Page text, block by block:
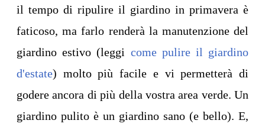
il tempo di ripulire il giardino in primavera è
faticoso, ma farlo renderà la manutenzione del
giardino estivo (leggi come pulire il giardino
d'estate) molto più facile e vi permetterà di
godere ancora di più della vostra area verde. Un
giardino pulito è un giardino sano (e bello). E,